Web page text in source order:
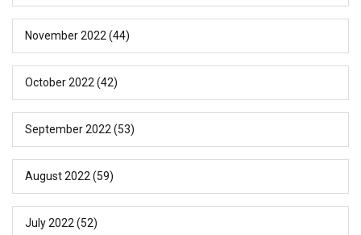
November 2022(44)
October 2022(42)
September 2022(53)
August 2022(59)
July 2022(52)